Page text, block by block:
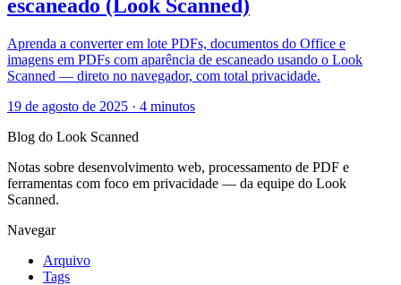
escaneado (Look Scanned)
Aprenda a converter em lote PDFs, documentos do Office e
imagens em PDFs com aparência de escaneado usando o Look
Scanned — direto no navegador, com total privacidade.
19 de agosto de 2025 · 4 minutos
Blog do Look Scanned
Notas sobre desenvolvimento web, processamento de PDF e
ferramentas com foco em privacidade — da equipe do Look
Scanned.
Navegar
Arquivo
Tags